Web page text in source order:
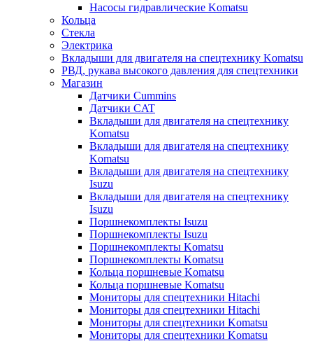
Насосы гидравлические Komatsu
Кольца
Стекла
Электрика
Вкладыши для двигателя на спецтехнику Komatsu
РВД, рукава высокого давления для спецтехники
Магазин
Датчики Cummins
Датчики CAT
Вкладыши для двигателя на спецтехнику
Komatsu
Вкладыши для двигателя на спецтехнику
Komatsu
Вкладыши для двигателя на спецтехнику
Isuzu
Вкладыши для двигателя на спецтехнику
Isuzu
Поршнекомплекты Isuzu
Поршнекомплекты Isuzu
Поршнекомплекты Komatsu
Поршнекомплекты Komatsu
Кольца поршневые Komatsu
Кольца поршневые Komatsu
Мониторы для спецтехники Hitachi
Мониторы для спецтехники Hitachi
Мониторы для спецтехники Komatsu
Мониторы для спецтехники Komatsu